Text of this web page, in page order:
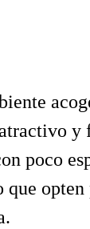
poco
opten